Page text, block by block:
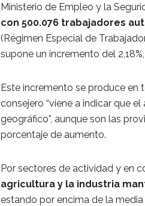
Ministerio de Empleo y la
con 500.076 trabajadores
(Régimen Especial de
supone un incremento del
Este incremento se produce en
consejero “viene a indicar que
geográfico”, aunque son las
porcentaje de aumento.
Por sectores de actividad y en
agricultura y la industria
estando por encima de la media